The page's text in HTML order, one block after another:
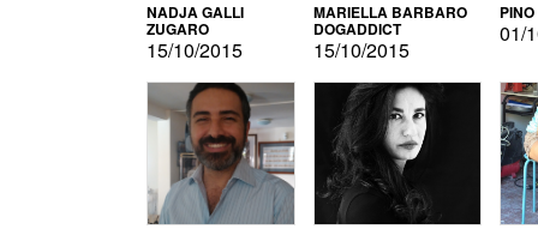
NADJA GALLI
ZUGARO
15/10/2015
MARIELLA BARBARO
DOGADDICT
15/10/2015
01/